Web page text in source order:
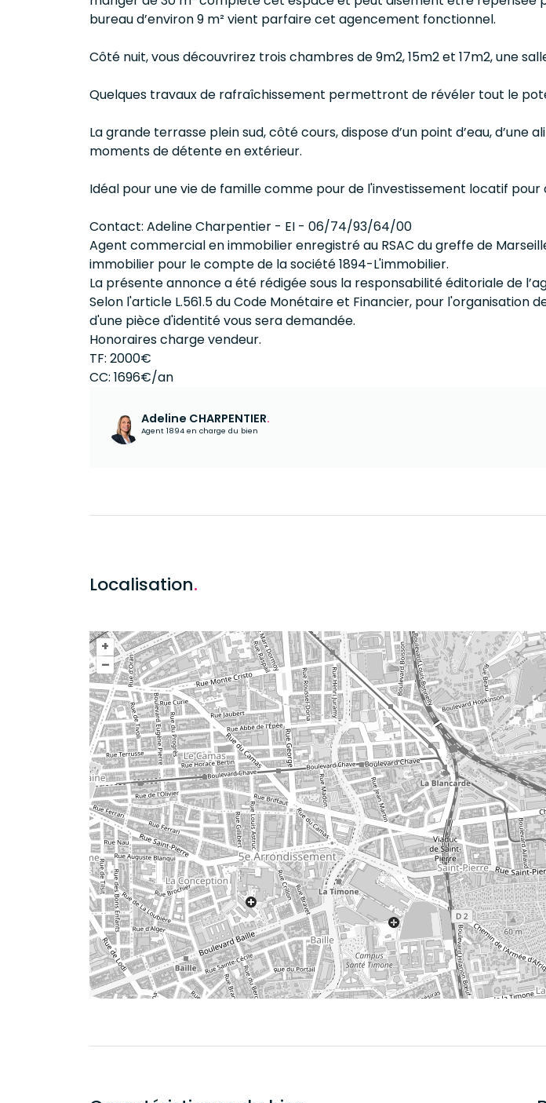
bureau d’environ 9 m² vient parfaire cet agencement fonctionnel.
Côté nuit, vous découvrirez trois chambres de 9m2, 15m2 et 17m2, une
Quelques travaux de rafraîchissement permettront de révéler tout le
La grande terrasse plein sud, côté cours, dispose d’un point d’eau,
moments de détente en extérieur.
Idéal pour une vie de famille comme pour de l'investissement locatif
Contact: Adeline Charpentier - EI - 06/74/93/64/00
Agent commercial en immobilier enregistré au RSAC du greffe de
immobilier pour le compte de la société 1894-L'immobilier.
La présente annonce a été rédigée sous la responsabilité éditoriale de
Selon l'article L.561.5 du Code Monétaire et Financier, pour l'organisation
d'une pièce d'identité vous sera demandée.
Honoraires charge vendeur.
TF: 2000€
CC: 1696€/an
Adeline CHARPENTIER.
Agent 1894 en charge du bien
Localisation.
+
–